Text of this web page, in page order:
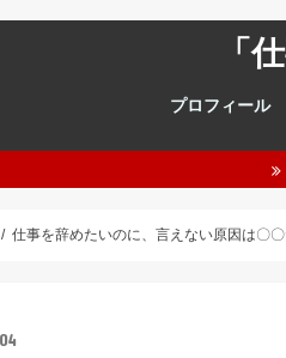
「
プロフィール
仕事を辞めたいのに、言えない原因は〇〇